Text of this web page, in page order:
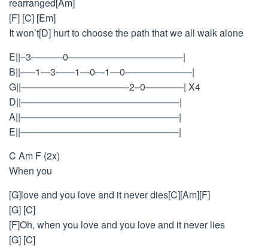
[F] [C] [Em]
It won’t[D] hurt to choose the path that we all walk alone
E||–3———-0————————————|
B||—–1—3——1—0—1—0———————|
G||———————————-2–0————| X4
D||————————————————–|
A||————————————————–|
E||————————————————–|
C Am F (2x)
When you
[G]love and you love and it never dies[C][Am][F]
[G] [C]
[F]Oh, when you love and you love and it never lies
[G] [C]